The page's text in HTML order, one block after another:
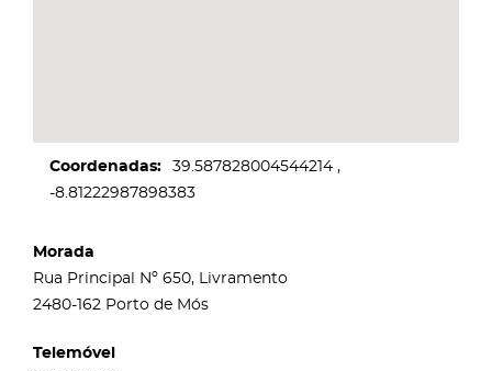
Coordenadas
39.587828004544214
-8.81222987898383
Morada
Rua Principal Nº 650, Livramento
2480-162 Porto de Mós
Telemóvel